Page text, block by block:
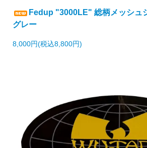
Fedup "3000LE" 総柄メッシュ
グレー
8,000円(税込8,800円)